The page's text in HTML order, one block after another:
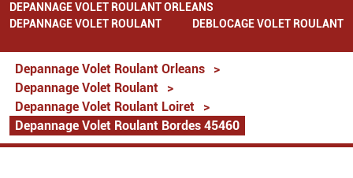
DEPANNAGE VOLET ROULANT ORLEANS
DEPANNAGE VOLET ROULANT
DEBLOCAGE VOLET ROULANT
Depannage Volet Roulant Orleans
>
Depannage Volet Roulant
>
Depannage Volet Roulant Loiret
>
Depannage Volet Roulant Bordes 45460